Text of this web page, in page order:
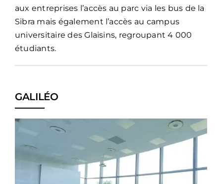
aux entreprises l’accès au parc via les bus de la
Sibra mais également l’accès au campus
universitaire des Glaisins, regroupant 4 000
étudiants.
GALILÉO